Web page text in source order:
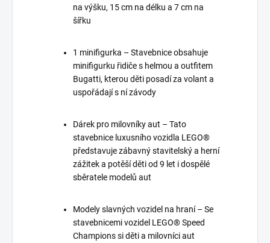
na výšku, 15 cm na délku a 7 cm na
šířku
1 minifigurka – Stavebnice obsahuje
minifigurku řidiče s helmou a outfitem
Bugatti, kterou děti posadí za volant a
uspořádají s ní závody
Dárek pro milovníky aut – Tato
stavebnice luxusního vozidla LEGO®
představuje zábavný stavitelský a herní
zážitek a potěší děti od 9 let i dospělé
sběratele modelů aut
Modely slavných vozidel na hraní – Se
stavebnicemi vozidel LEGO® Speed
Champions si děti a milovníci aut